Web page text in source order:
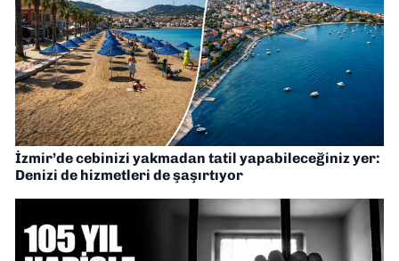
İzmir’de cebinizi yakmadan tatil yapabileceğiniz yer:
Denizi de hizmetleri de şaşırtıyor